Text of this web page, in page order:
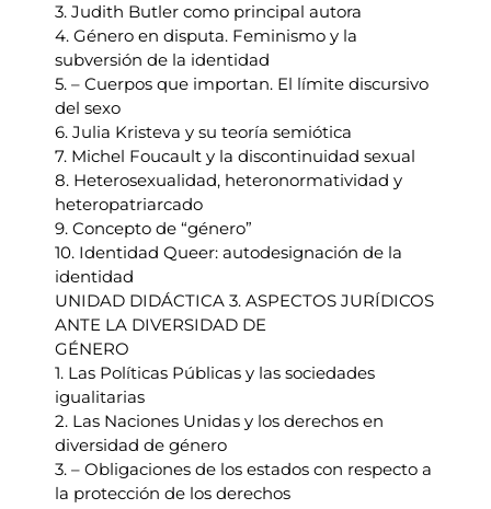
3. Judith Butler como principal autora
4. Género en disputa. Feminismo y la
subversión de la identidad
5. – Cuerpos que importan. El límite discursivo
del sexo
6. Julia Kristeva y su teoría semiótica
7. Michel Foucault y la discontinuidad sexual
8. Heterosexualidad, heteronormatividad y
heteropatriarcado
9. Concepto de “género”
10. Identidad Queer: autodesignación de la
identidad
UNIDAD DIDÁCTICA 3. ASPECTOS JURÍDICOS
ANTE LA DIVERSIDAD DE
GÉNERO
1. Las Políticas Públicas y las sociedades
igualitarias
2. Las Naciones Unidas y los derechos en
diversidad de género
3. – Obligaciones de los estados con respecto a
la protección de los derechos